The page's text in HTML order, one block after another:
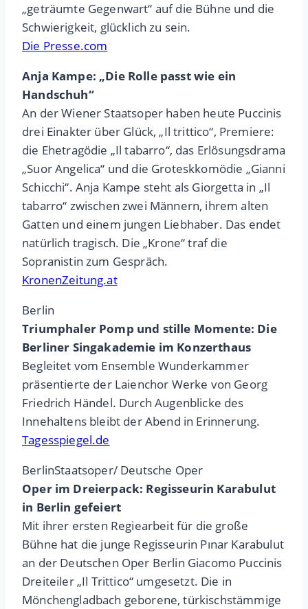
„geträumte Gegenwart“ auf die Bühne und die
Schwierigkeit, glücklich zu sein.
Die Presse.com
Anja Kampe: „Die Rolle passt wie ein
Handschuh“
An der Wiener Staatsoper haben heute Puccinis
drei Einakter über Glück, „Il trittico“, Premiere:
die Ehetragödie „Il tabarro“, das Erlösungsdrama
„Suor Angelica“ und die Groteskkomödie „Gianni
Schicchi“. Anja Kampe steht als Giorgetta in „Il
tabarro“ zwischen zwei Männern, ihrem alten
Gatten und einem jungen Liebhaber. Das endet
natürlich tragisch. Die „Krone“ traf die
Sopranistin zum Gespräch.
KronenZeitung.at
Berlin
Triumphaler Pomp und stille Momente: Die
Berliner Singakademie im Konzerthaus
Begleitet vom Ensemble Wunderkammer
präsentierte der Laienchor Werke von Georg
Friedrich Händel. Durch Augenblicke des
Innehaltens bleibt der Abend in Erinnerung.
Tagesspiegel.de
BerlinStaatsoper/ Deutsche Oper
Oper im Dreierpack: Regisseurin Karabulut
in Berlin gefeiert
Mit ihrer ersten Regiearbeit für die große
Bühne hat die junge Regisseurin Pınar Karabulut
an der Deutschen Oper Berlin Giacomo Puccinis
Dreiteiler „Il Trittico“ umgesetzt. Die in
Mönchengladbach geborene, türkischstämmige